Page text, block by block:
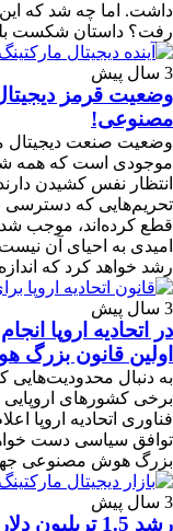
داشت. اما چه شد که این
رفت؟ داستان شکست
3 سال پیش
وضعیت قرمز
مصنوعی!
وضعیت صنعت دیجیتال
موجودی است که همه
انتظار نفس کشیدن
تحریم‌هایی که دسترسی به
قطع کرده‌اند، موجب
امیدی به احیای آن
رشد خواهد کرد که اندازه‌اش تا سال 2030 به
3 سال پیش
در اتحادیه اروپا
اولین قانون
برخی کشورهای اروپایی
فناوری اتحادیه اروپا
توافق سیاسی دست
بزرگ هوش مصنوعی
3 سال پیش